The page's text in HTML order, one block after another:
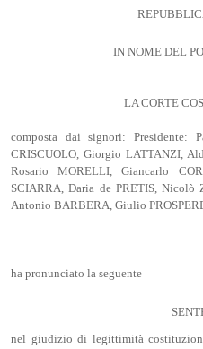
IN NOME DEL
LA CORTE
composta dai signori: Presidente:
CRISCUOLO, Giorgio LATTANZI,
Rosario MORELLI, Giancarlo
SCIARRA, Daria de PRETIS, Nicolò
Antonio BARBERA, Giulio
ha pronunciato la seguente
nel giudizio di legittimità